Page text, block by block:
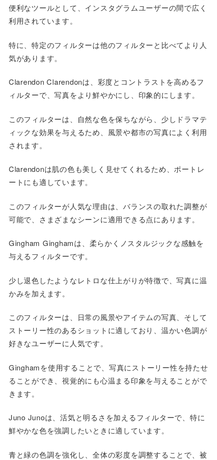
便利なツールとして、インスタグラムユーザーの間で広く
利用されています。
特に、特定のフィルターは他のフィルターと比べてより人
気があります。
Clarendon Clarendonは、彩度とコントラストを高めるフ
ィルターで、写真をより鮮やかにし、印象的にします。
このフィルターは、自然な色を保ちながら、少しドラマテ
ィックな効果を与えるため、風景や都市の写真によく利用
されます。
Clarendonは肌の色も美しく見せてくれるため、ポートレ
ートにも適しています。
このフィルターが人気な理由は、バランスの取れた調整が
可能で、さまざまなシーンに適用できる点にあります。
Gingham Ginghamは、柔らかくノスタルジックな感触を
与えるフィルターです。
少し退色したようなレトロな仕上がりが特徴で、写真に温
かみを加えます。
このフィルターは、日常の風景やアイテムの写真、そして
ストーリー性のあるショットに適しており、温かい色調が
好きなユーザーに人気です。
Ginghamを使用することで、写真にストーリー性を持たせ
ることができ、視覚的にも心温まる印象を与えることがで
きます。
Juno Junoは、活気と明るさを加えるフィルターで、特に
鮮やかな色を強調したいときに適しています。
青と緑の色調を強化し、全体の彩度を調整することで、被